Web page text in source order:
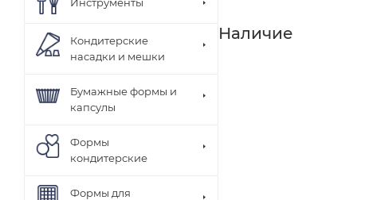
Наличие
Кондитерские
насадки и мешки
Бумажные формы и
капсулы
Формы
кондитерские
Формы для